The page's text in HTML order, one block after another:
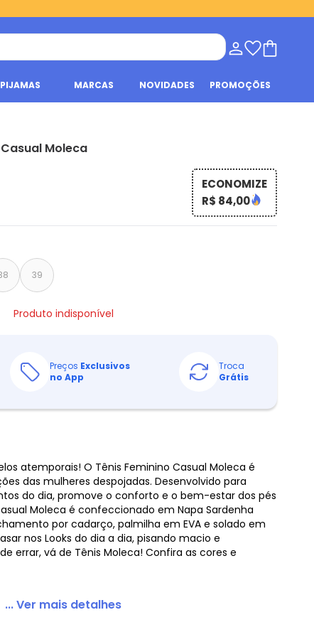
PIJAMAS MARCAS NOVIDADES PROMOÇÕES
Moleca
ECONOMIZE
R$ 84,00
39
Produto indisponível
Preços Exclusivos
no App
Troca
Grátis
atemporais! O Tênis Feminino Casual Moleca é
das mulheres despojadas. Desenvolvido para
do dia, promove o conforto e o bem-estar dos pés
Moleca é confeccionado em Napa Sardenha
por cadarço, palmilha em EVA e solado em
nos Looks do dia a dia, pisando macio e
errar, vá de Tênis Moleca! Confira as cores e
... Ver mais detalhes